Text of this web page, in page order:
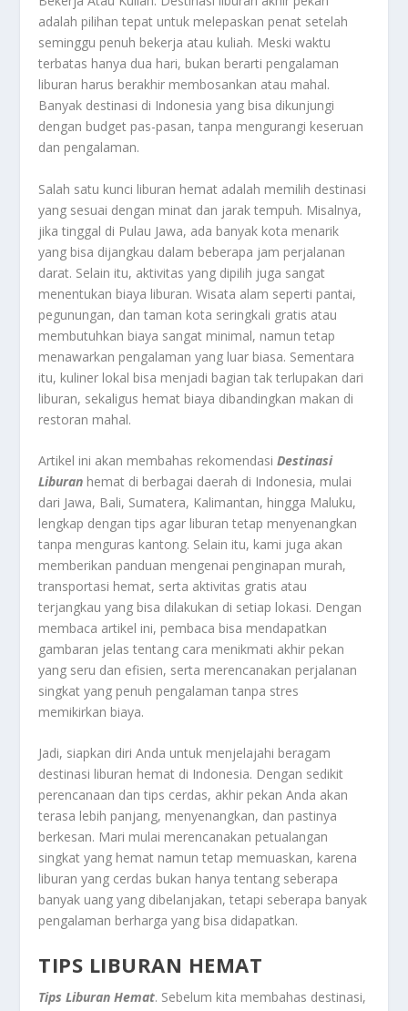
adalah pilihan tepat untuk melepaskan penat setelah
seminggu penuh bekerja atau kuliah. Meski waktu
terbatas hanya dua hari, bukan berarti pengalaman
liburan harus berakhir membosankan atau mahal.
Banyak destinasi di Indonesia yang bisa dikunjungi
dengan budget pas-pasan, tanpa mengurangi keseruan
dan pengalaman.
Salah satu kunci liburan hemat adalah memilih destinasi
yang sesuai dengan minat dan jarak tempuh. Misalnya,
jika tinggal di Pulau Jawa, ada banyak kota menarik
yang bisa dijangkau dalam beberapa jam perjalanan
darat. Selain itu, aktivitas yang dipilih juga sangat
menentukan biaya liburan. Wisata alam seperti pantai,
pegunungan, dan taman kota seringkali gratis atau
membutuhkan biaya sangat minimal, namun tetap
menawarkan pengalaman yang luar biasa. Sementara
itu, kuliner lokal bisa menjadi bagian tak terlupakan dari
liburan, sekaligus hemat biaya dibandingkan makan di
restoran mahal.
Artikel ini akan membahas rekomendasiDestinasi
Liburan hemat di berbagai daerah di Indonesia, mulai
dari Jawa, Bali, Sumatera, Kalimantan, hingga Maluku,
lengkap dengan tips agar liburan tetap menyenangkan
tanpa menguras kantong. Selain itu, kami juga akan
memberikan panduan mengenai penginapan murah,
transportasi hemat, serta aktivitas gratis atau
terjangkau yang bisa dilakukan di setiap lokasi. Dengan
membaca artikel ini, pembaca bisa mendapatkan
gambaran jelas tentang cara menikmati akhir pekan
yang seru dan efisien, serta merencanakan perjalanan
singkat yang penuh pengalaman tanpa stres
memikirkan biaya.
Jadi, siapkan diri Anda untuk menjelajahi beragam
destinasi liburan hemat di Indonesia. Dengan sedikit
perencanaan dan tips cerdas, akhir pekan Anda akan
terasa lebih panjang, menyenangkan, dan pastinya
berkesan. Mari mulai merencanakan petualangan
singkat yang hemat namun tetap memuaskan, karena
liburan yang cerdas bukan hanya tentang seberapa
banyak uang yang dibelanjakan, tetapi seberapa banyak
pengalaman berharga yang bisa didapatkan.
TIPS LIBURAN HEMAT
Tips Liburan Hemat. Sebelum kita membahas destinasi,